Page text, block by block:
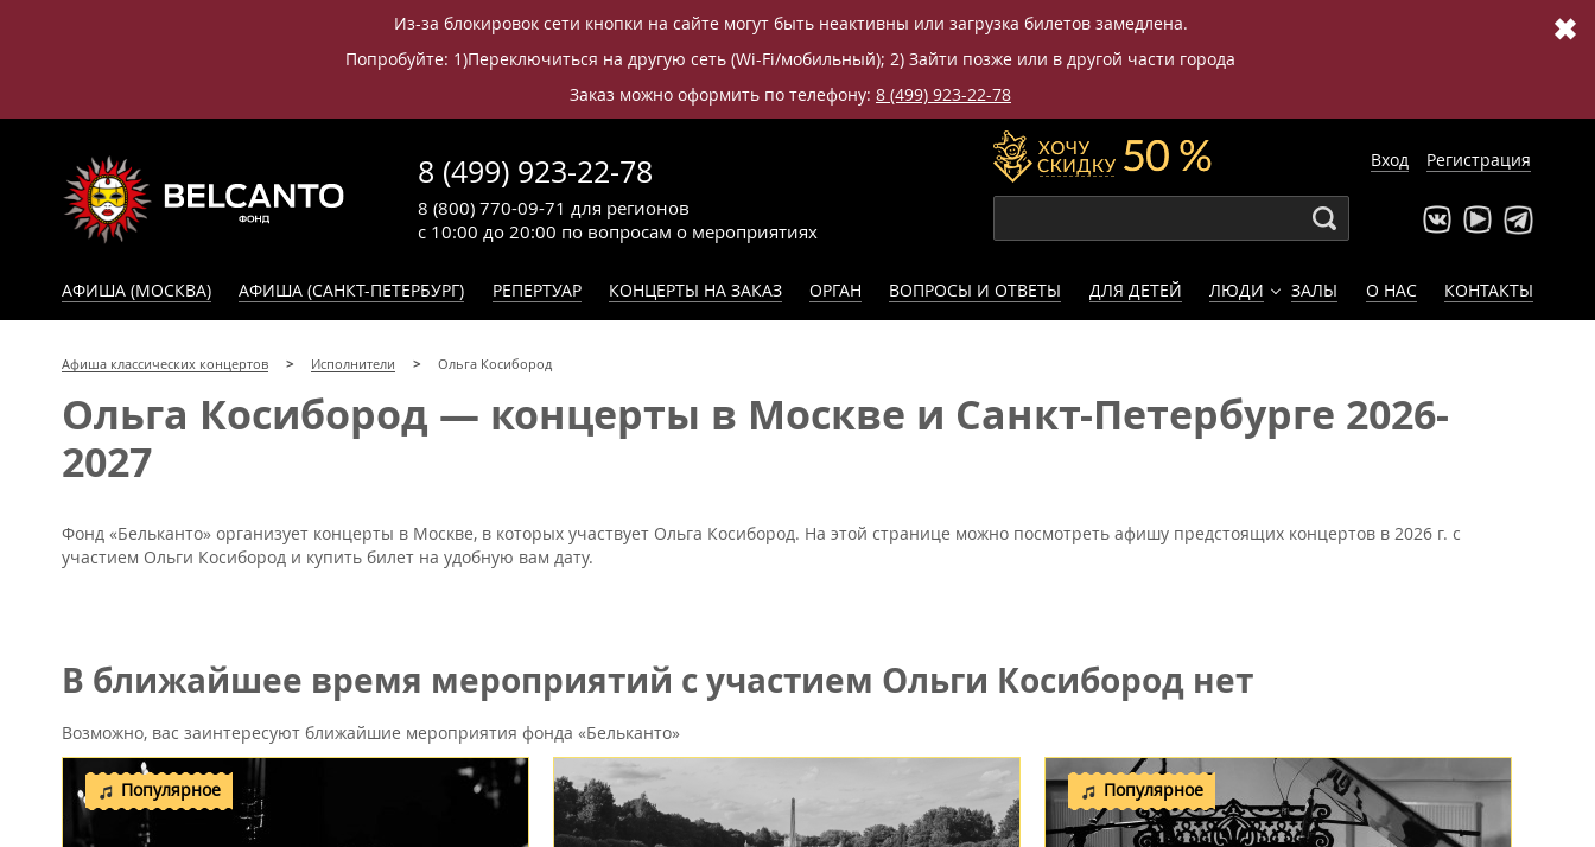
Из-за блокировок сети кнопки на сайте могут быть неактивны или загрузка билетов замедлена.
Попробуйте: 1)Переключиться на другую сеть (Wi-Fi/мобильный); 2) Зайти позже или в другой части города
Заказ можно оформить по телефону: 8 (499) 923-22-78
✖
8 (499) 923-22-78
с 10:00 до 20:00 по вопросам о мероприятиях
8 (800) 770-09-71 для регионов
Вход Регистрация
АФИША (МОСКВА) АФИША (САНКТ-ПЕТЕРБУРГ) РЕПЕРТУАР КОНЦЕРТЫ НА ЗАКАЗ ОРГАН ВОПРОСЫ И ОТВЕТЫ ДЛЯ ДЕТЕЙ ЛЮДИ ЗАЛЫ О НАС КОНТАКТЫ
Афиша классических концертов Исполнители Ольга Косибород
Ольга Косибород — концерты в Москве и Санкт-Петербурге 2026-
2027
Фонд «Бельканто» организует концерты в Москве, в которых участвует Ольга Косибород. На этой странице можно посмотреть афишу предстоящих концертов в 2026 г. с
участием Ольги Косибород и купить билет на удобную вам дату.
В ближайшее время мероприятий с участием Ольги Косибород нет
Возможно, вас заинтересуют ближайшие мероприятия фонда «Бельканто»
Популярное Популярное